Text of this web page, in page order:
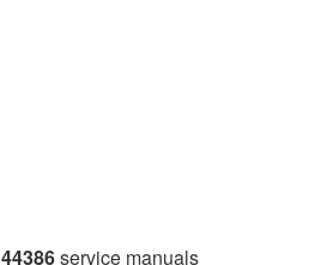
44386service manuals